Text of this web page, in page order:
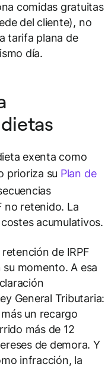
comidas gratuitas
del cliente), no
tarifa plana de
día.
exenta como
prioriza su Plan de
no retenido. La
acumulativos.
de IRPF
momento. A esa
General Tributaria:
un recargo
más de 12
de demora. Y
infracción, la